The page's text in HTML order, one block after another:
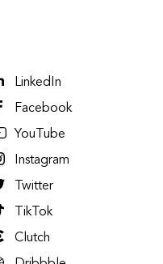
LinkedIn
Facebook
YouTube
Instagram
Twitter
TikTok
Clutch